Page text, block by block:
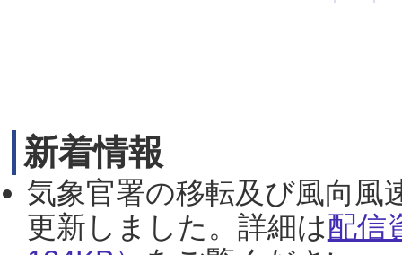
新着情報
気象官署の移転及び風向風
更新しました。詳細は配信